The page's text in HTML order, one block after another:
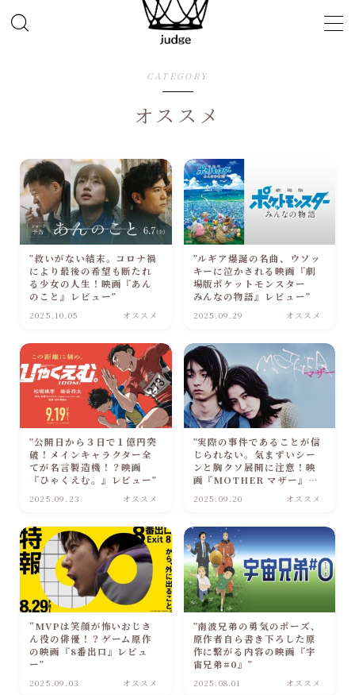
Twitter
Instagram
お問い合わせ
CATEGORY
オススメ
”救いがない結末。コロナ禍
により最後の希望も断たれ
る少女の人生！映画『あん
のこと』レビュー”
2025.10.05 オススメ
”ルギア爆誕の名曲、ウソッ
キーに泣かされる映画『劇
場版ポケットモンスター
みんなの物語』レビュー”
2025.09.29 オススメ
”公開日から３日で１億円突
破！メインキャラクター全
てが名言製造機！？映画
『ひゃくえむ。』レビュー”
2025.09.23 オススメ
”実際の事件であることが信
じられない。気まずいシー
ンと胸クソ展開に注意！映
画『MOTHER マザー』レ
2025.09.20 オススメ
”MVPは笑顔が怖いおじさ
ん役の俳優！？ゲーム原作
の映画『8番出口』レビュ
ー”
2025.09.03 オススメ
”南波兄弟の勇気のポーズ、
原作者自ら書き下ろした原
作に繋がる内容の映画『宇
宙兄弟#0』”
2025.08.01 オススメ